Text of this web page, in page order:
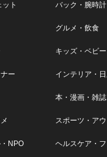
ト バック・腕時
グルメ・飲食
キッズ・ベビ
ー インテリア・
本・漫画・雑誌
スポーツ・ア
NPO ヘルスケア・